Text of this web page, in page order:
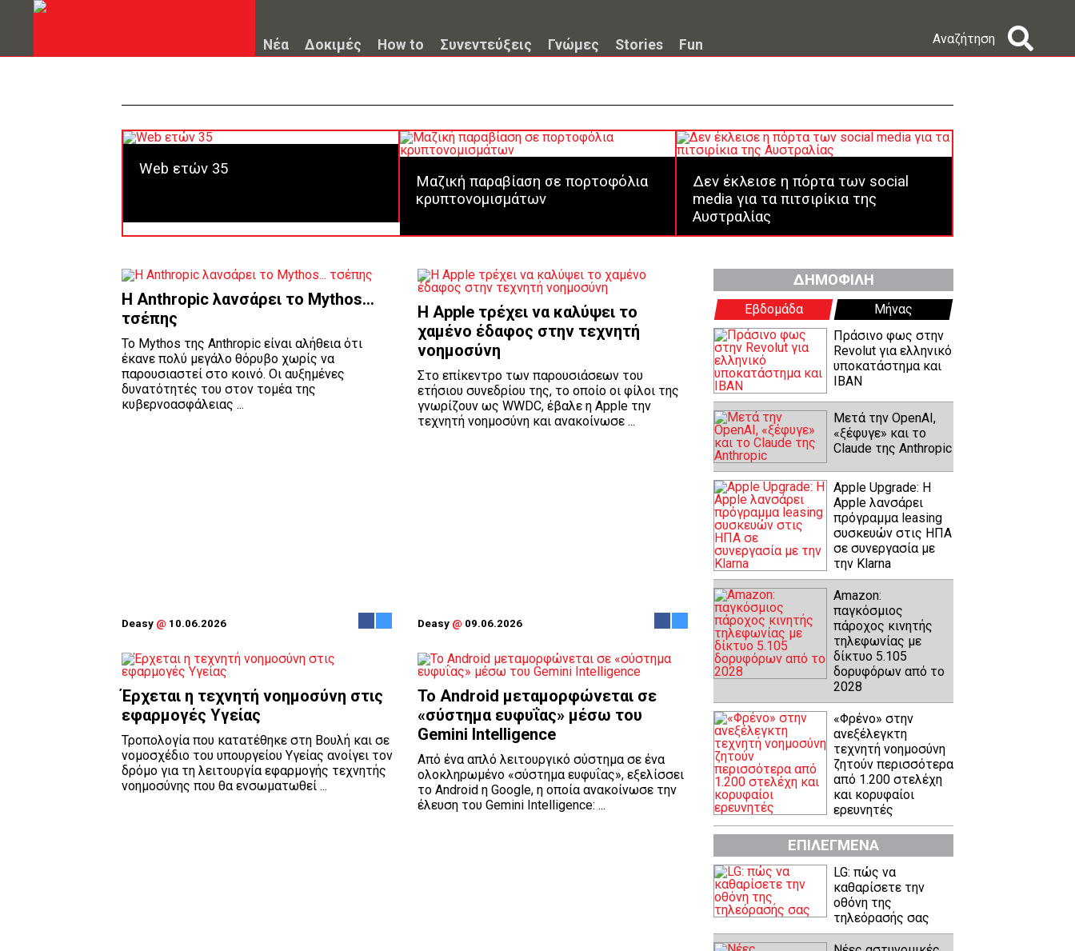
Νέα Δοκιμές How to Συνεντεύξεις Γνώμες Stories Fun Αναζήτηση
Web ετών 35
Μαζική παραβίαση σε πορτοφόλια
κρυπτονομισμάτων
Δεν έκλεισε η πόρτα των social
media για τα πιτσιρίκια της
Αυστραλίας
H Anthropic λανσάρει το Mythos...
τσέπης
Το Mythos της Anthropic είναι αλήθεια ότι
έκανε πολύ μεγάλο θόρυβο χωρίς να
παρουσιαστεί στο κοινό. Οι αυξημένες
δυνατότητές του στον τομέα της
κυβερνοασφάλειας ...
Deasy @ 10.06.2026
Η Apple τρέχει να καλύψει το
χαμένο έδαφος στην τεχνητή
νοημοσύνη
Στο επίκεντρο των παρουσιάσεων του
ετήσιου συνεδρίου της, το οποίο οι φίλοι της
γνωρίζουν ως WWDC, έβαλε η Apple την
τεχνητή νοημοσύνη και ανακοίνωσε ...
Deasy @ 09.06.2026
Έρχεται η τεχνητή νοημοσύνη στις
εφαρμογές Υγείας
Τροπολογία που κατατέθηκε στη Βουλή και σε
νομοσχέδιο του υπουργείου Υγείας ανοίγει τον
δρόμο για τη λειτουργία εφαρμογής τεχνητής
νοημοσύνης που θα ενσωματωθεί ...
Το Android μεταμορφώνεται σε
«σύστημα ευφυΐας» μέσω του
Gemini Intelligence
Από ένα απλό λειτουργικό σύστημα σε ένα
ολοκληρωμένο «σύστημα ευφυΐας», εξελίσσει
το Android η Google, η οποία ανακοίνωσε την
έλευση του Gemini Intelligence: ...
ΔΗΜΟΦΙΛΗ
Εβδομάδα
Μήνας
Πράσινο φως στην
Revolut για ελληνικό
υποκατάστημα και
IBAN
Μετά την OpenAI,
«ξέφυγε» και το
Claude της Anthropic
Apple Upgrade: Η
Apple λανσάρει
πρόγραμμα leasing
συσκευών στις ΗΠΑ
σε συνεργασία με
την Klarna
Amazon:
παγκόσμιος
πάροχος κινητής
τηλεφωνίας με
δίκτυο 5.105
δορυφόρων από το
2028
«Φρένο» στην
ανεξέλεγκτη
τεχνητή νοημοσύνη
ζητούν περισσότερα
από 1.200 στελέχη
και κορυφαίοι
ερευνητές
ΕΠΙΛΕΓΜΕΝΑ
LG: πώς να
καθαρίσετε την
οθόνη της
τηλεόρασής σας